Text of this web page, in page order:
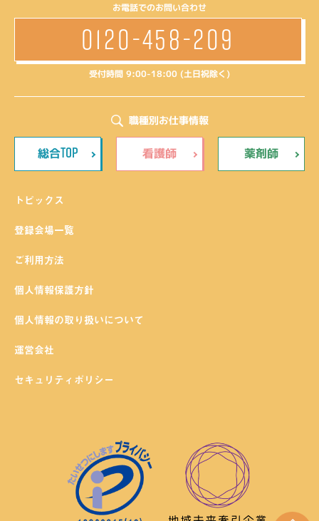
お電話でのお問い合わせ
0120-458-209
受付時間 9:00-18:00 (土日祝除く)
職種別お仕事情報
総合TOP 看護師 薬剤師
トピックス
登録会場一覧
ご利用方法
個人情報保護方針
個人情報の取り扱いについて
運営会社
セキュリティポリシー